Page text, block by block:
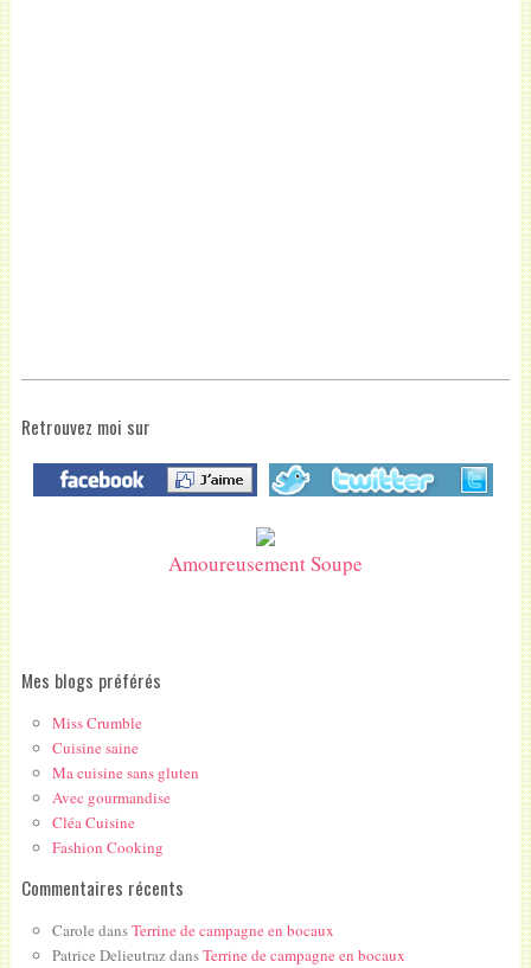
Retrouvez moi sur
Amoureusement Soupe
Mes blogs préférés
Miss Crumble
Cuisine saine
Ma cuisine sans gluten
Avec gourmandise
Cléa Cuisine
Fashion Cooking
Commentaires récents
Carole dansTerrine de campagne en bocaux
Patrice DelieutrazdansTerrine de campagne en bocaux